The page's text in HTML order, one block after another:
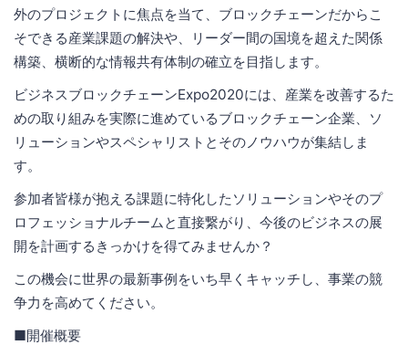
外のプロジェクトに焦点を当て、ブロックチェーンだからこ
そできる産業課題の解決や、リーダー間の国境を超えた関係
構築、横断的な情報共有体制の確立を目指します。
ビジネスブロックチェーンExpo2020には、産業を改善するた
めの取り組みを実際に進めているブロックチェーン企業、ソ
リューションやスペシャリストとそのノウハウが集結しま
す。
参加者皆様が抱える課題に特化したソリューションやそのプ
ロフェッショナルチームと直接繋がり、今後のビジネスの展
開を計画するきっかけを得てみませんか？
この機会に世界の最新事例をいち早くキャッチし、事業の競
争力を高めてください。
■開催概要